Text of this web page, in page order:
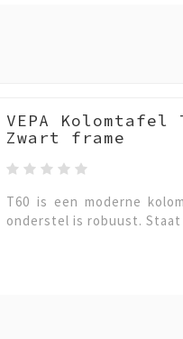
VEPA
Zwart frame
T60 is een moderne
onderstel is robuust.